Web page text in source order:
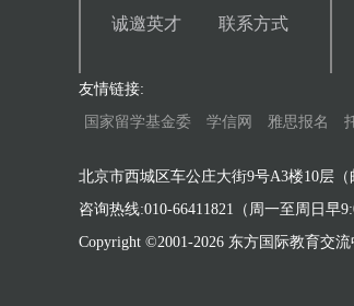
诚邀英才
联系方式
友情链接:
国家留学基金委
学信网 雅思报名
北京市西城区车公庄大街9号A3楼10层（
咨询热线:010-66411821（周一至周日早
Copyright ©2001-2026 东方国际教育交流